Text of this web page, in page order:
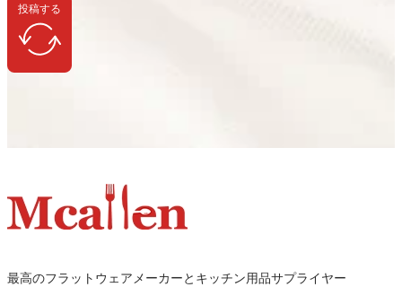
投稿する
最高のフラットウェアメーカーとキッチン用品サプライヤー